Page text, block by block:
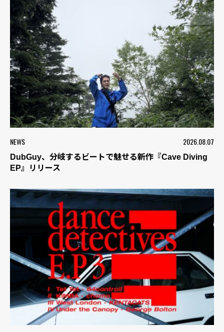
NEWS 2026.08.07
DubGuy、分岐するビートで魅せる新作『Cave Diving
EP』リリース